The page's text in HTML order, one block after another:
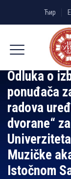
Ћир
Odluka o
ponuđača
radova
dvorane“
Muzičke
Istočnom